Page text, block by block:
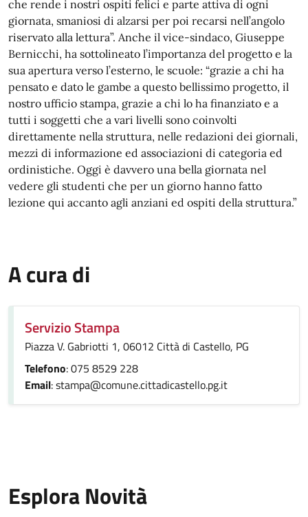
che rende i nostri ospiti felici e parte attiva di ogni
giornata, smaniosi di alzarsi per poi recarsi nell’angolo
riservato alla lettura”. Anche il vice-sindaco, Giuseppe
Bernicchi, ha sottolineato l’importanza del progetto e la
sua apertura verso l’esterno, le scuole: “grazie a chi ha
pensato e dato le gambe a questo bellissimo progetto, il
nostro ufficio stampa, grazie a chi lo ha finanziato e a
tutti i soggetti che a vari livelli sono coinvolti
direttamente nella struttura, nelle redazioni dei giornali,
mezzi di informazione ed associazioni di categoria ed
ordinistiche. Oggi è davvero una bella giornata nel
vedere gli studenti che per un giorno hanno fatto
lezione qui accanto agli anziani ed ospiti della struttura.”
A cura di
Servizio Stampa
Piazza V. Gabriotti 1, 06012 Città di Castello, PG
Telefono: 075 8529 228
Email: stampa@comune.cittadicastello.pg.it
Esplora Novità